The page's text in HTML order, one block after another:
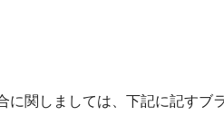
関しましては、下記に記すブ